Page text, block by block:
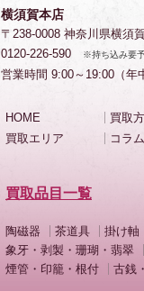
横須賀本店
〒238-0008 神奈川県横須
0120-226-590
※持ち込み要
営業時間 9:00～19:00（年
HOME 買取
買取エリア
コラム
買取品目一覧
陶磁器 茶道具 掛け軸
象牙・剥製・珊瑚・翡翠
煙管・印籠・根付
古銭